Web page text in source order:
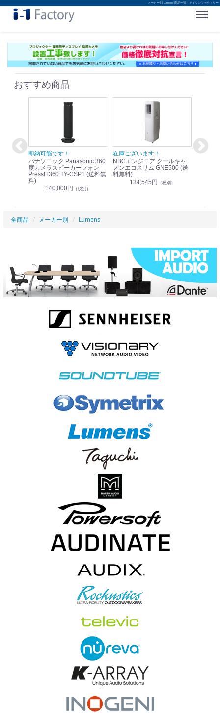
メーカー別 Lumens 商品一覧 - アイワンファクトリー
Menu
おすすめ商品
即納可能です！
パナソニック Panasonic 360
度カメラスピーカーフォン
PressIT360 TY-CSP1 (送料無
料)
140,000円 （税別）
在庫ございます！
NBCエンジニア クールキャ
ノンエコスリム GNE500 (送
料無料)
134,545円 （税別）
即納可
全商品 メーカー別 Lumens